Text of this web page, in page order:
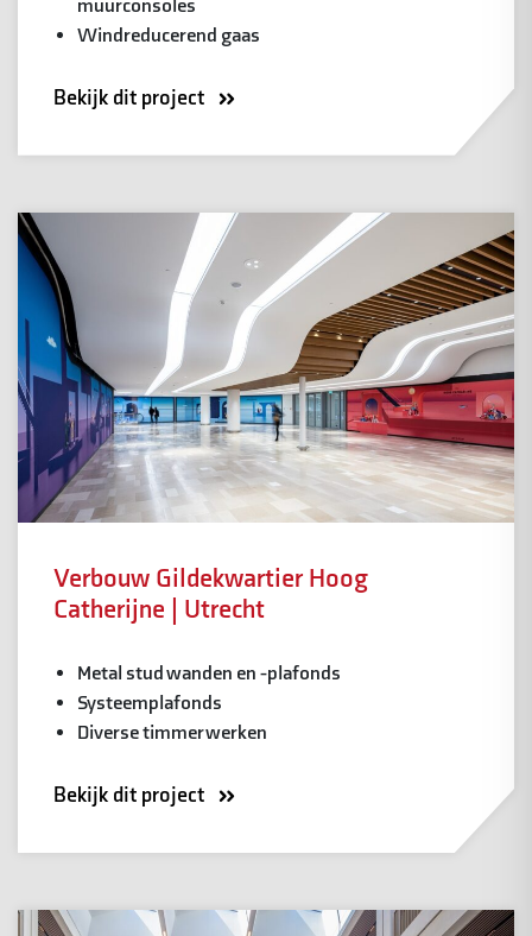
muurconsoles
Windreducerend gaas
Bekijk dit project
Verbouw Gildekwartier Hoog
Catherijne | Utrecht
Metal stud wanden en -plafonds
Systeemplafonds
Diverse timmerwerken
Bekijk dit project